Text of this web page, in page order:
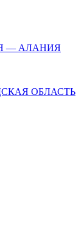
— АЛАНИЯ
ОБЛАСТЬ